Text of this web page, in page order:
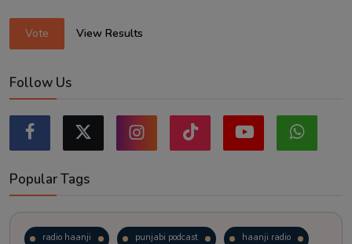
Vote View Results
Follow Us
Popular Tags
radio haanji punjabi podcast haanji radio